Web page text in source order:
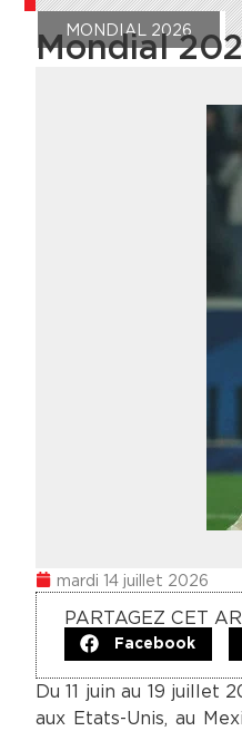
MONDIAL 2026
Mondial
mardi 14 juillet 2026
PARTAGEZ CET
Facebook
Du 11 juin au 19 juillet
aux Etats-Unis, au